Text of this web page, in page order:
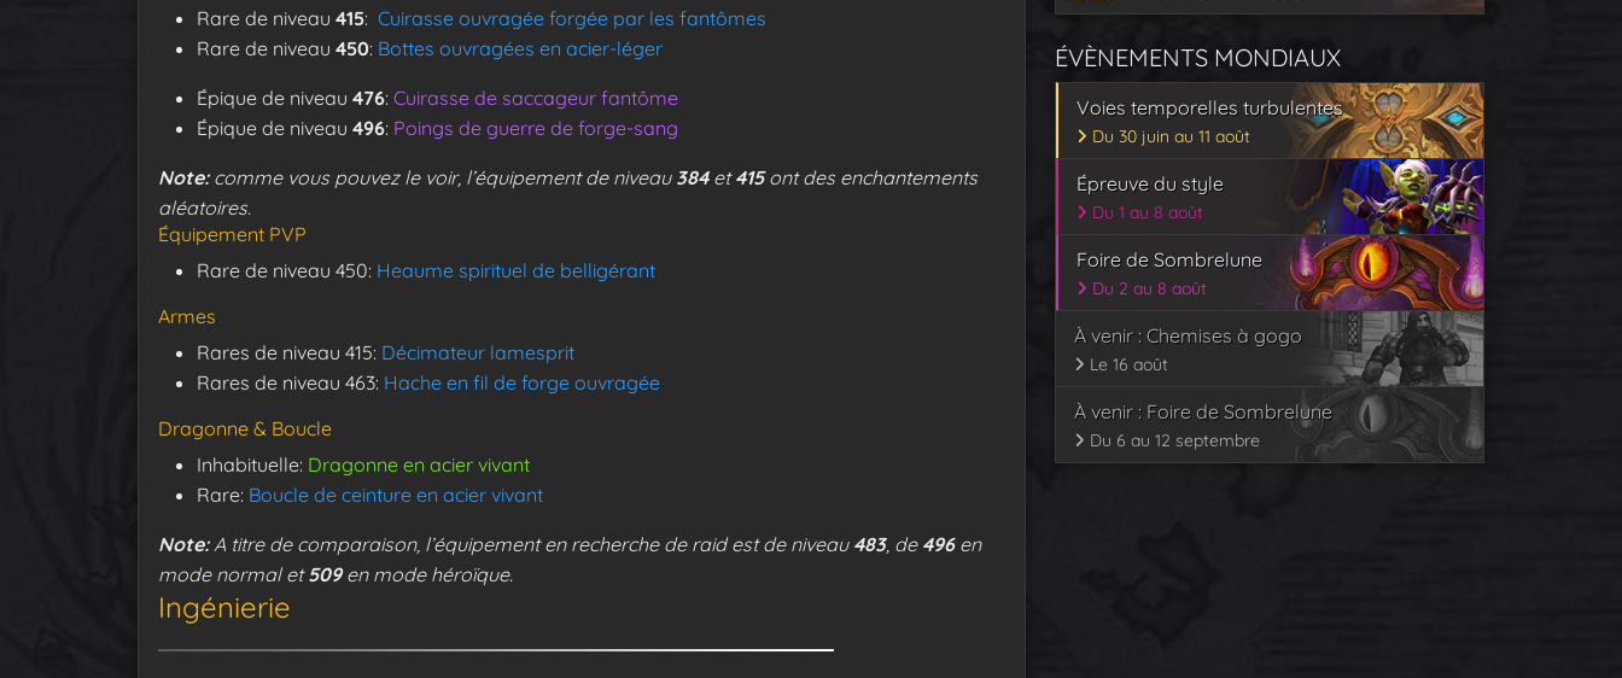
Rare de niveau 415: Cuirasse ouvragée forgée par les fantômes
Rare de niveau 450: Bottes ouvragées en acier-léger
Épique de niveau 476: Cuirasse de saccageur fantôme
Épique de niveau 496: Poings de guerre de forge-sang
Note:comme vous pouvez le voir, l’équipement de niveau 384et415ont des enchantements
aléatoires.
Équipement PVP
Rare de niveau 450: Heaume spirituel de belligérant
Armes
Rares de niveau 415: Décimateur lamesprit
Rares de niveau 463: Hache en fil de forge ouvragée
Dragonne & Boucle
Inhabituelle: Dragonne en acier vivant
Rare: Boucle de ceinture en acier vivant
Note:A titre de comparaison, l’équipement en recherche de raid est de niveau 483, de 496en
mode normal et509en mode héroïque.
Ingénierie
ÉVÈNEMENTS MONDIAUX
Voies temporelles turbulentes
Du 30 juin au 11 août
Épreuve du style
Du 1 au 8 août
Foire de Sombrelune
Du 2 au 8 août
À venir : Chemises à gogo
Le 16 août
À venir : Foire de Sombrelune
Du 6 au 12 septembre